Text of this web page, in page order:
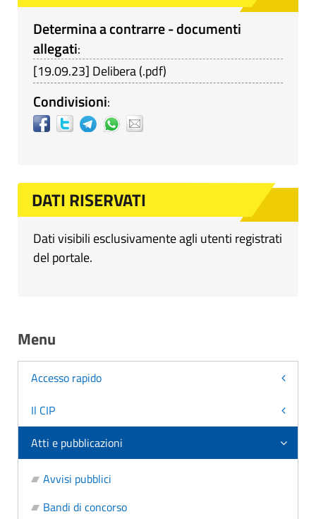
Determina a contrarre - documenti
allegati:
[19.09.23] Delibera(.pdf)
Condivisioni:
DATI RISERVATI
Dati visibili esclusivamente agli utenti registrati
del portale.
Menu
Accesso rapido
Il CIP
Atti e pubblicazioni
Avvisi pubblici
Bandi di concorso